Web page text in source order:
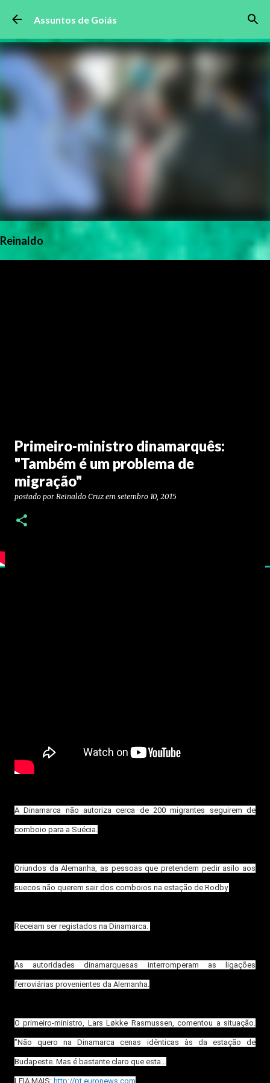
Pular para o conteúdo principal
Assuntos de Goiás
Reinaldo
Primeiro-ministro dinamarquês:
"Também é um problema de
migração"
postado por Reinaldo Cruz em setembro 10, 2015
A Dinamarca não autoriza cerca de 200 migrantes seguirem de
comboio para a Suécia.
Oriundos da Alemanha, as pessoas que pretendem pedir asilo aos
suecos não querem sair dos comboios na estação de Rodby.
Receiam ser registados na Dinamarca.
As autoridades dinamarquesas interromperam as ligações
ferroviárias provenientes da Alemanha.
O primeiro-ministro, Lars Løkke Rasmussen, comentou a situação.
"Não quero na Dinamarca cenas idênticas às da estação de
Budapeste. Mas é bastante claro que esta…
LEIA MAIS: http://pt.euronews.com